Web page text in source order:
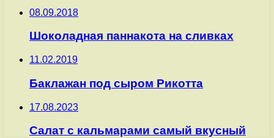
08.09.2018
Шоколадная паннакота на сливках
11.02.2019
Баклажан под сыром Рикотта
17.08.2023
Салат с кальмарами самый вкусный